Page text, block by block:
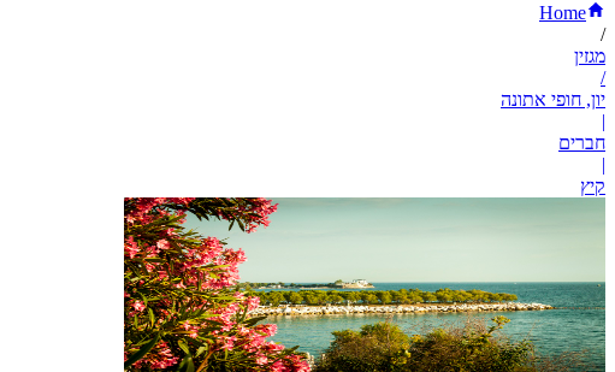
Home
/
מגזין
/
יון, חופי אתונה
|
חברים
|
קיץ